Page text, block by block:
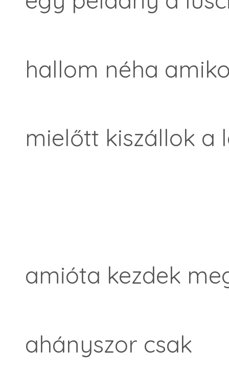
hallom néha
mielőtt kiszállok a
amióta kezdek
ahányszor csak